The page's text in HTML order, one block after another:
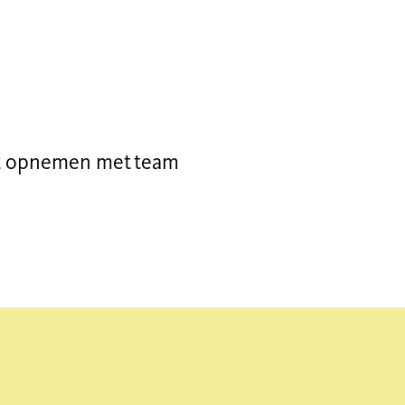
met team